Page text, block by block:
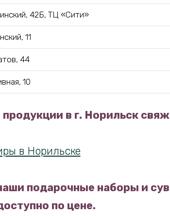
42Б, ТЦ «Сити»
11
44
10
в г. Норильск
подарочные наборы и
по цене.